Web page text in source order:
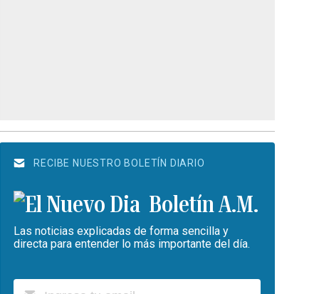
RECIBE NUESTRO BOLETÍN DIARIO
Boletín A.M.
Las noticias explicadas de forma sencilla y
directa para entender lo más importante del día.